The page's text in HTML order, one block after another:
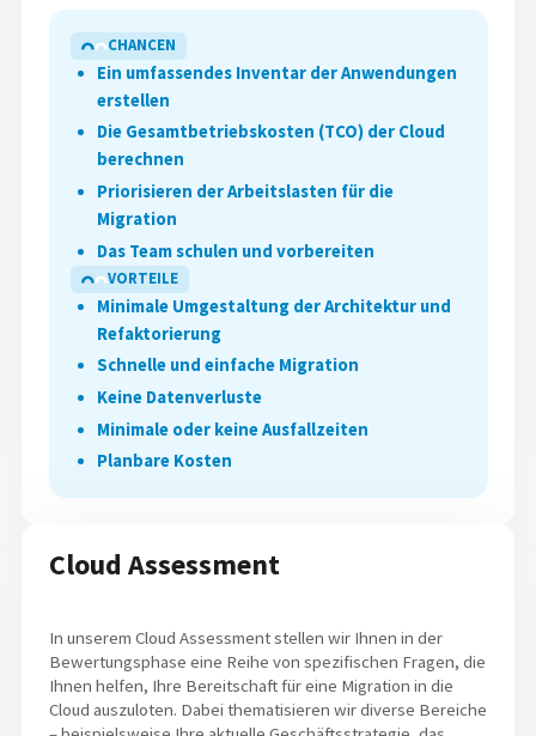
CHANCEN
Ein umfassendes Inventar der Anwendungen
erstellen
Die Gesamtbetriebskosten (TCO) der Cloud
berechnen
Priorisieren der Arbeitslasten für die
Migration
Das Team schulen und vorbereiten
VORTEILE
Minimale Umgestaltung der Architektur und
Refaktorierung
Schnelle und einfache Migration
Keine Datenverluste
Minimale oder keine Ausfallzeiten
Planbare Kosten
Cloud Assessment
In unserem Cloud Assessment stellen wir Ihnen in der
Bewertungsphase eine Reihe von spezifischen Fragen, die
Ihnen helfen, Ihre Bereitschaft für eine Migration in die
Cloud auszuloten. Dabei thematisieren wir diverse Bereiche